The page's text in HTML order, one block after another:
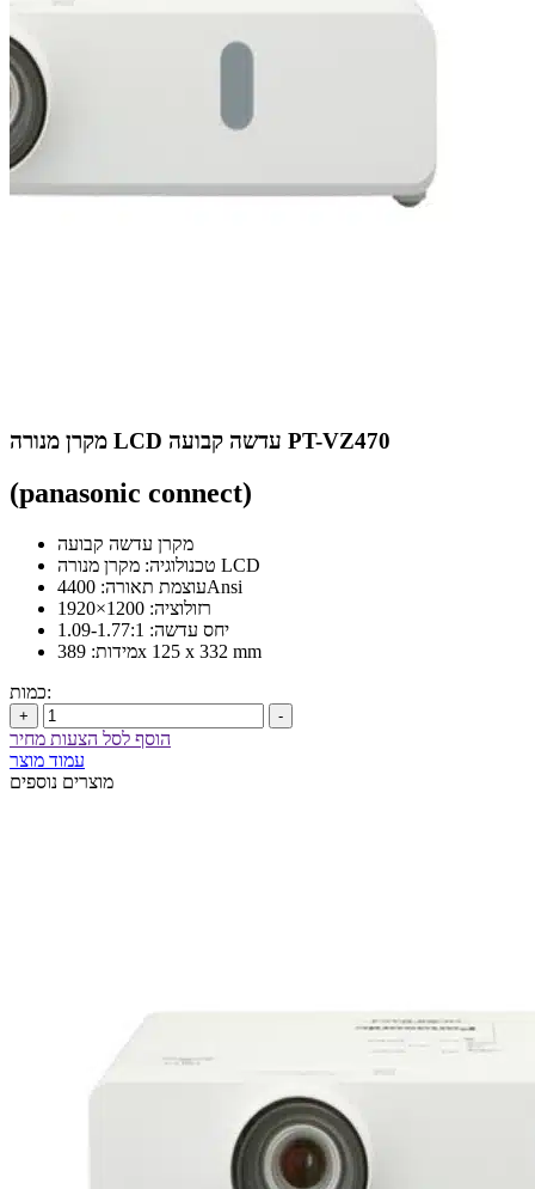
מקרן מנורה LCD עדשה קבועה PT-VZ470
(panasonic connect)
מקרן עדשה קבועה
טכנולוגיה: מקרן מנורה LCD
עוצמת תאורה: 4400Ansi
רזולוציה: 1200×1920
יחס עדשה: 1.09-1.77:1
מידות: 389x 125 x 332 mm
כמות:
+ -
הוסף לסל הצעות מחיר
עמוד מוצר
מוצרים נוספים